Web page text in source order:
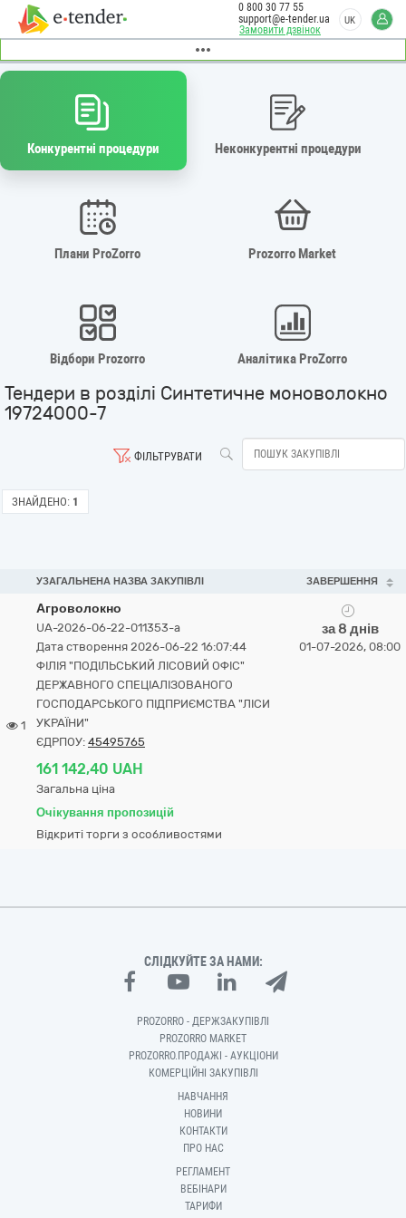
Замовити дзвінок
0 800 30 77 55
support@e-tender.ua
UK
Конкурентні процедури Неконкурентні процедури
Плани ProZorro Prozorro Market
Відбори Prozorro Аналітика ProZorro
Тендери в розділі Синтетичне моноволокно
19724000-7
ФІЛЬТРУВАТИ
ЗНАЙДЕНО: 1
УЗАГАЛЬНЕНА НАЗВА ЗАКУПІВЛІ ЗАВЕРШЕННЯ
1
Агроволокно
UA-2026-06-22-011353-a
Дата створення 2026-06-22 16:07:44
ФІЛІЯ "ПОДІЛЬСЬКИЙ ЛІСОВИЙ ОФІС"
ДЕРЖАВНОГО СПЕЦІАЛІЗОВАНОГО
ГОСПОДАРСЬКОГО ПІДПРИЄМСТВА "ЛІСИ
УКРАЇНИ"
ЄДРПОУ: 45495765
161 142,40 UAH
Загальна ціна
Очікування пропозицій
Відкриті торги з особливостями
за 8 днів
01-07-2026, 08:00
СЛІДКУЙТЕ ЗА НАМИ:
PROZORRO - ДЕРЖЗАКУПІВЛІ
PROZORRO MARKET
PROZORRO.ПРОДАЖІ - АУКЦІОНИ
КОМЕРЦІЙНІ ЗАКУПІВЛІ
НАВЧАННЯ
НОВИНИ
КОНТАКТИ
ПРО НАС
РЕГЛАМЕНТ
ВЕБІНАРИ
ТАРИФИ